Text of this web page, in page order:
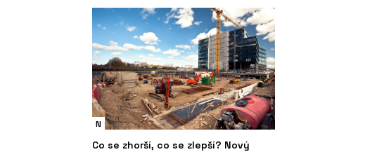
N
Co se zhorší, co se zlepší? Nový